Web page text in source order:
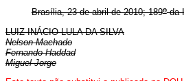
Brasília, 23 de abril de 2010; 189oda
LUIZ INÁCIO LULA DA SILVA
Nelson Machado
Fernando Haddad
Miguel Jorge